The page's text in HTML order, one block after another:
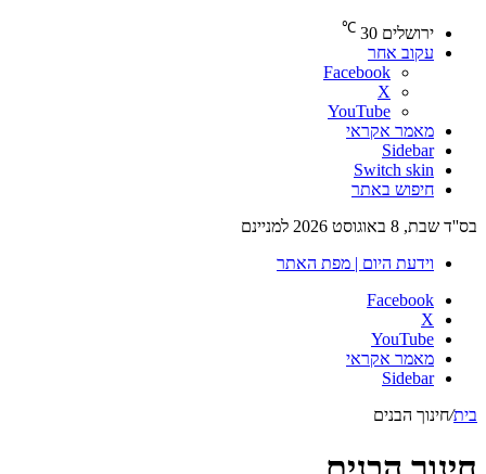
ירושלים 30
℃
עקוב אחר
Facebook
X
YouTube
מאמר אקראי
Sidebar
Switch skin
חיפוש באתר
בס''ד שבת, 8 באוגוסט 2026 למניינם
וידעת היום | מפת האתר
Facebook
X
YouTube
מאמר אקראי
Sidebar
בית/חינוך הבנים